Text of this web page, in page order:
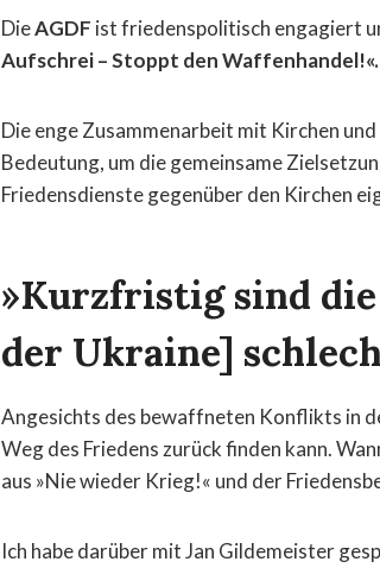
DieAGDF ist friedenspolitisch engagiert
Aufschrei – Stoppt den Waffenhandel!«.
Die enge Zusammenarbeit mit Kirchen
Bedeutung, um die gemeinsame
Friedensdienste gegenüber den Kirchen
»Kurzfristig sind
der Ukraine]
Angesichts des bewaffneten Konflikts in
Weg des Friedens zurück finden kann.
aus »Nie wieder Krieg!« und der
Ich habe darüber mit Jan Gildemeister